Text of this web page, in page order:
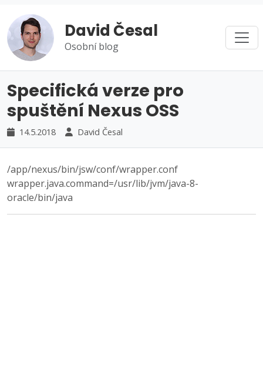
David Česal
Osobní blog
Specifická verze pro
spuštění Nexus OSS
14.5.2018 David Česal
/app/nexus/bin/jsw/conf/wrapper.conf
wrapper.java.command=/usr/lib/jvm/java-8-
oracle/bin/java